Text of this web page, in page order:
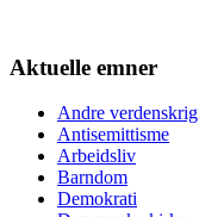
Aktuelle emner
Andre verdenskrig
Antisemittisme
Arbeidsliv
Barndom
Demokrati